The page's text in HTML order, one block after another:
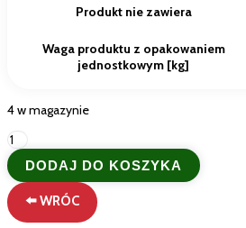
Produkt nie zawiera
Waga produktu z opakowaniem
jednostkowym [kg]
4 w magazynie
ilość
Ambrosoli
Frugelè
Żelki
Owocowe
150g
DODAJ DO KOSZYKA
⬅️ WRÓC